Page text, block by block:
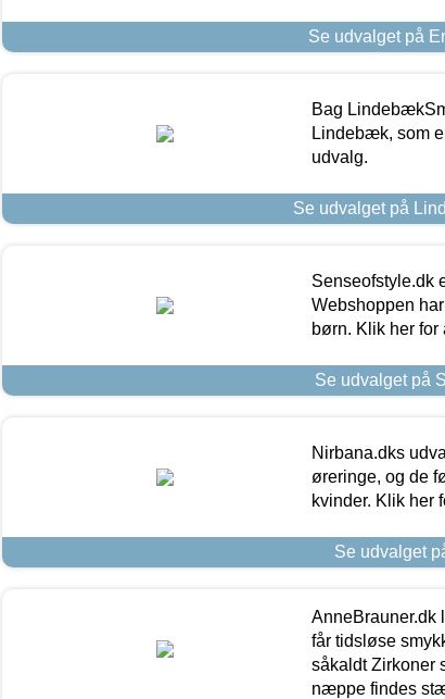
Se udvalget på
Bag
Lindebæk, som
udvalg.
Se udvalget på
Senseofstyle.dk
Webshoppen
børn. Klik her for
Se udvalget på
Nirbana.dks
øreringe, og de
kvinder. Klik her
Se udvalget
AnneBrauner.dk
får tidsløse
såkaldt Zirkoner
næppe findes